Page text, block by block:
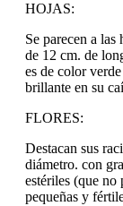
HOJAS:
Se parecen a las
de 12 cm. de
es de color
brillante en su
FLORES:
Destacan sus
diámetro. con
estériles (que no
pequeñas y